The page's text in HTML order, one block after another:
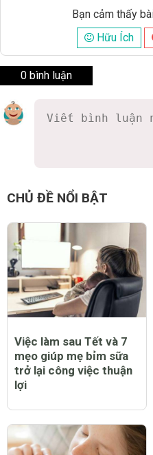
Bạn cảm thấy
Hữu Ích
0 bình luận
CHỦ ĐỀ NỔI BẬT
Việc làm sau Tết và 7
mẹo giúp mẹ bỉm sữa
trở lại công việc thuận
lợi